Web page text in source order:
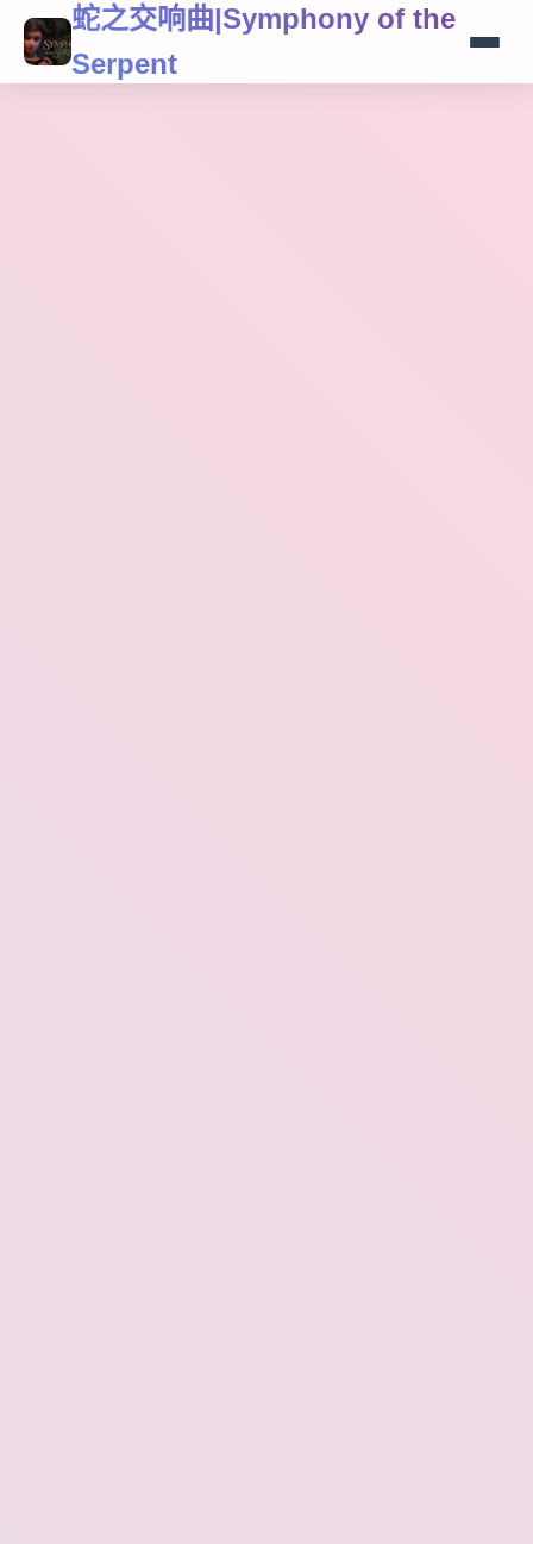
蛇之交响曲|Symphony of the
Serpent